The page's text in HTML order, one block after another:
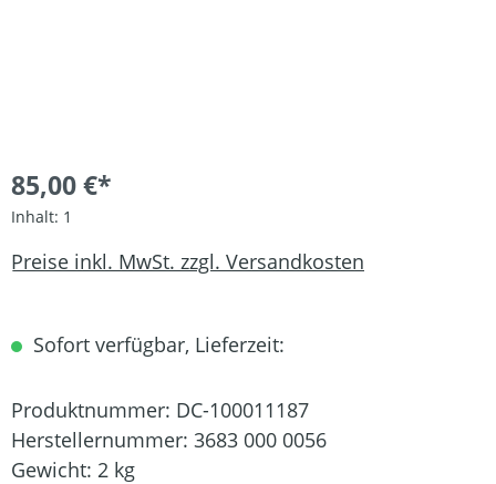
85,00 €*
Inhalt: 1
Preise inkl. MwSt. zzgl. Versandkosten
Sofort verfügbar, Lieferzeit:
Produktnummer: DC-100011187
Herstellernummer: 3683 000 0056
Gewicht: 2 kg